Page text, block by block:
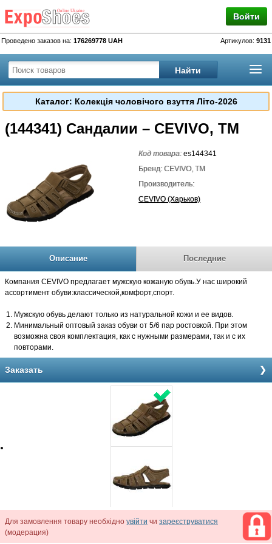
Войти
Проведено заказов на: 176269778 UAH Артикулов: 9131
Каталог: Колекція чоловічого взуття Літо-2026
(144341) Сандалии – CEVIVO, TM
Код товара:es144341
Бренд: CEVIVO, TM
Производитель:
CEVIVO (Харьков)
Описание Последние
Компания CEVIVO предлагает мужскую кожаную обувь.У нас широкий
ассортимент обуви:классической,комфорт,спорт.
Мужскую обувь делают только из натуральной кожи и ее видов.
Минимальный оптовый заказ обуви от 5/6 пар ростовкой. При этом
возможна своя комплектация, как с нужными размерами, так и с их
повторами.
Заказать
Для замовлення товару необхідно увійти чи зареєструватися
(модерация)